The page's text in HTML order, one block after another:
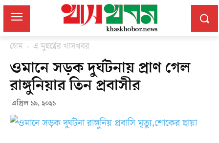
হোম এ মুহুর্ত্বের খাসখবর
ওমানে সড়ক দুর্ঘটনায় প্রাণ গেল
রাঙ্গুনিয়ার তিন প্রবাসীর
এপ্রিল ১৯, ২০২১